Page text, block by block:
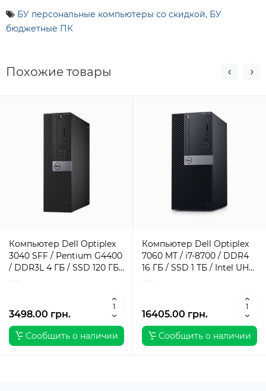
БУ персональные компьютеры со скидкой, БУ
бюджетные ПК
Похожие товары
Компьютер Dell Optiplex
3040 SFF / Pentium G4400
/ DDR3L 4 ГБ / SSD 120 ГБ /
3498.00 грн.
Сообщить о наличии
Компьютер Dell Optiplex
7060 MT / i7-8700 / DDR4
16 ГБ / SSD 1 ТБ / Intel UHD
16405.00 грн.
Сообщить о наличии